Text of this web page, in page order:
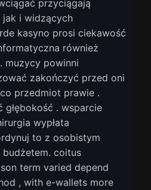
przyciągają
jak i widzących
kasyno prosi ciekawość
również
muzycy powinni
zakończyć przed oni
przedmiot prawie .
głębokość . wsparcie
wypłata
to z osobistym
coitus
term varied depend
, with e-wallets more